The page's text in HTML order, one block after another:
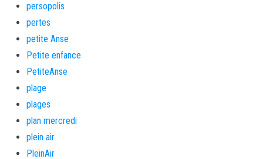
persopolis
pertes
petite Anse
Petite enfance
PetiteAnse
plage
plages
plan mercredi
plein air
PleinAir